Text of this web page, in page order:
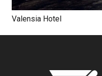
Valensia Hotel